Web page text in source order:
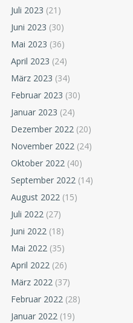
Juli 2023 (21)
Juni 2023 (30)
Mai 2023 (36)
April 2023 (24)
März 2023 (34)
Februar 2023 (30)
Januar 2023 (24)
Dezember 2022 (20)
November 2022 (24)
Oktober 2022 (40)
September 2022 (14)
August 2022 (15)
Juli 2022 (27)
Juni 2022 (18)
Mai 2022 (35)
April 2022 (26)
März 2022 (37)
Februar 2022 (28)
Januar 2022 (19)